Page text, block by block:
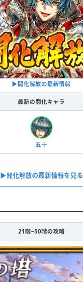
▶︎闘化解放の最新情報
最新の闘化キャラ
五十
▶︎闘化解放の最新情報を見る
21階~50階の攻略